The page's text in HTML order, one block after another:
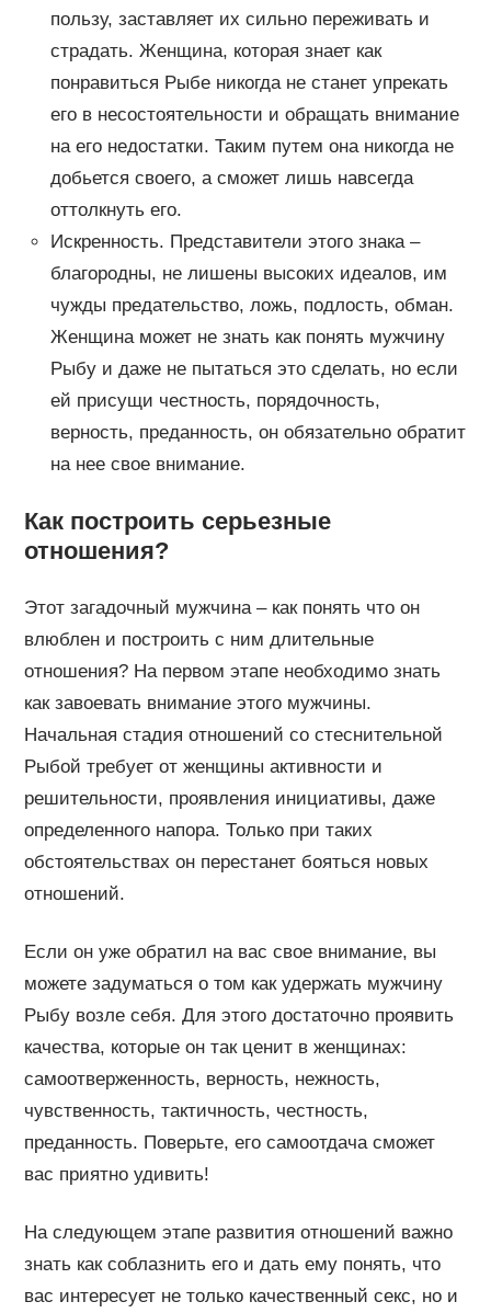
пользу, заставляет их сильно переживать и
страдать. Женщина, которая знает как
понравиться Рыбе никогда не станет упрекать
его в несостоятельности и обращать внимание
на его недостатки. Таким путем она никогда не
добьется своего, а сможет лишь навсегда
оттолкнуть его.
Искренность. Представители этого знака –
благородны, не лишены высоких идеалов, им
чужды предательство, ложь, подлость, обман.
Женщина может не знать как понять мужчину
Рыбу и даже не пытаться это сделать, но если
ей присущи честность, порядочность,
верность, преданность, он обязательно обратит
на нее свое внимание.
Как построить серьезные
отношения?
Этот загадочный мужчина – как понять что он
влюблен и построить с ним длительные
отношения? На первом этапе необходимо знать
как завоевать внимание этого мужчины.
Начальная стадия отношений со стеснительной
Рыбой требует от женщины активности и
решительности, проявления инициативы, даже
определенного напора. Только при таких
обстоятельствах он перестанет бояться новых
отношений.
Если он уже обратил на вас свое внимание, вы
можете задуматься о том как удержать мужчину
Рыбу возле себя. Для этого достаточно проявить
качества, которые он так ценит в женщинах:
самоотверженность, верность, нежность,
чувственность, тактичность, честность,
преданность. Поверьте, его самоотдача сможет
вас приятно удивить!
На следующем этапе развития отношений важно
знать как соблазнить его и дать ему понять, что
вас интересует не только качественный секс, но и